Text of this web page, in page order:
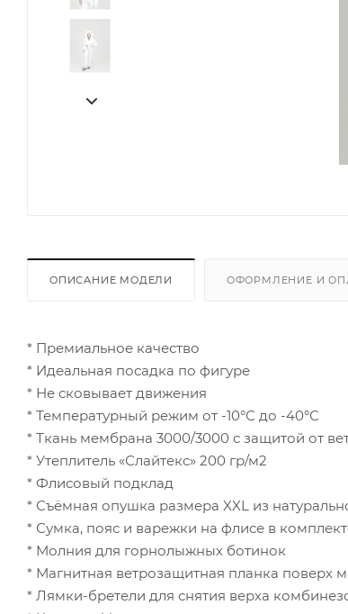
ОПИСАНИЕ МОДЕЛИ ОФОРМЛЕНИЕ И
* Премиальное качество
* Идеальная посадка по фигуре
* Не сковывает движения
* Температурный режим от -10°С до -40°С
* Ткань мембрана 3000/3000 с защитой от
* Утеплитель «Слайтекс» 200 гр/м2
* Флисовый подклад
* Съёмная опушка размера XXL из
* Сумка, пояс и варежки на флисе в
* Молния для горнолыжных ботинок
* Магнитная ветрозащитная планка поверх
* Лямки-бретели для снятия верха